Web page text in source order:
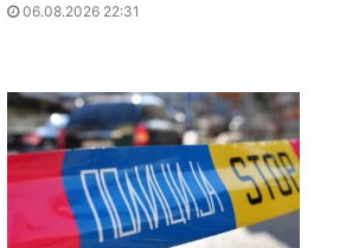
06.08.2026 22:31